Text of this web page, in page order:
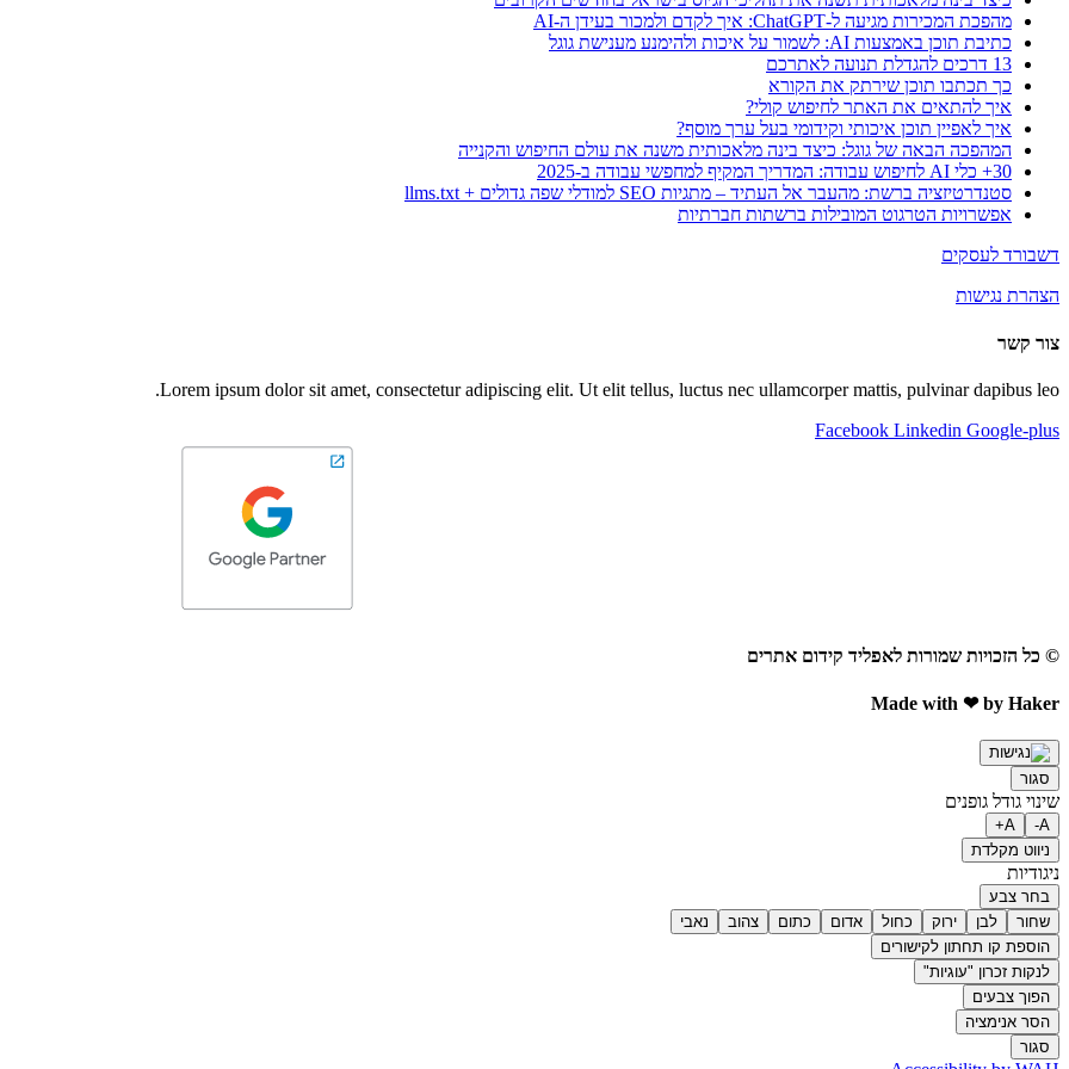
מהפכת המכירות מגיעה ל-ChatGPT: איך לקדם ולמכור בעידן ה-AI
כתיבת תוכן באמצעות AI: לשמור על איכות ולהימנע מענישת גוגל
13 דרכים להגדלת תנועה לאתרכם
כך תכתבו תוכן שירתק את הקורא
איך להתאים את האתר לחיפוש קולי?
איך לאפיין תוכן איכותי וקידומי בעל ערך מוסף?
המהפכה הבאה של גוגל: כיצד בינה מלאכותית משנה את עולם החיפוש והקנייה
30+ כלי AI לחיפוש עבודה: המדריך המקיף למחפשי עבודה ב-2025
סטנדרטיזציה ברשת: מהעבר אל העתיד – מתגיות SEO למודלי שפה גדולים + llms.txt
אפשרויות הטרגוט המובילות ברשתות חברתיות
דשבורד לעסקים
הצהרת נגישות
צור קשר
Lorem ipsum dolor sit amet, consectetur adipiscing elit. Ut elit tellus, luctus nec ullamcorper mattis, pulvinar dapibus leo.
Facebook Linkedin Google-plus
© כל הזכויות שמורות לאפליד קידום אתרים
Made with ❤ by Haker
סגור
שינוי גודל גופנים
A-
A+
ניווט מקלדת
ניגודיות
בחר צבע
שחור
לבן ירוק כחול אדום כתום צהוב
נאבי
הוספת קו תחתון לקישורים
לנקות זכרון "עוגיות"
הפוך צבעים
הסר אנימציה
סגור